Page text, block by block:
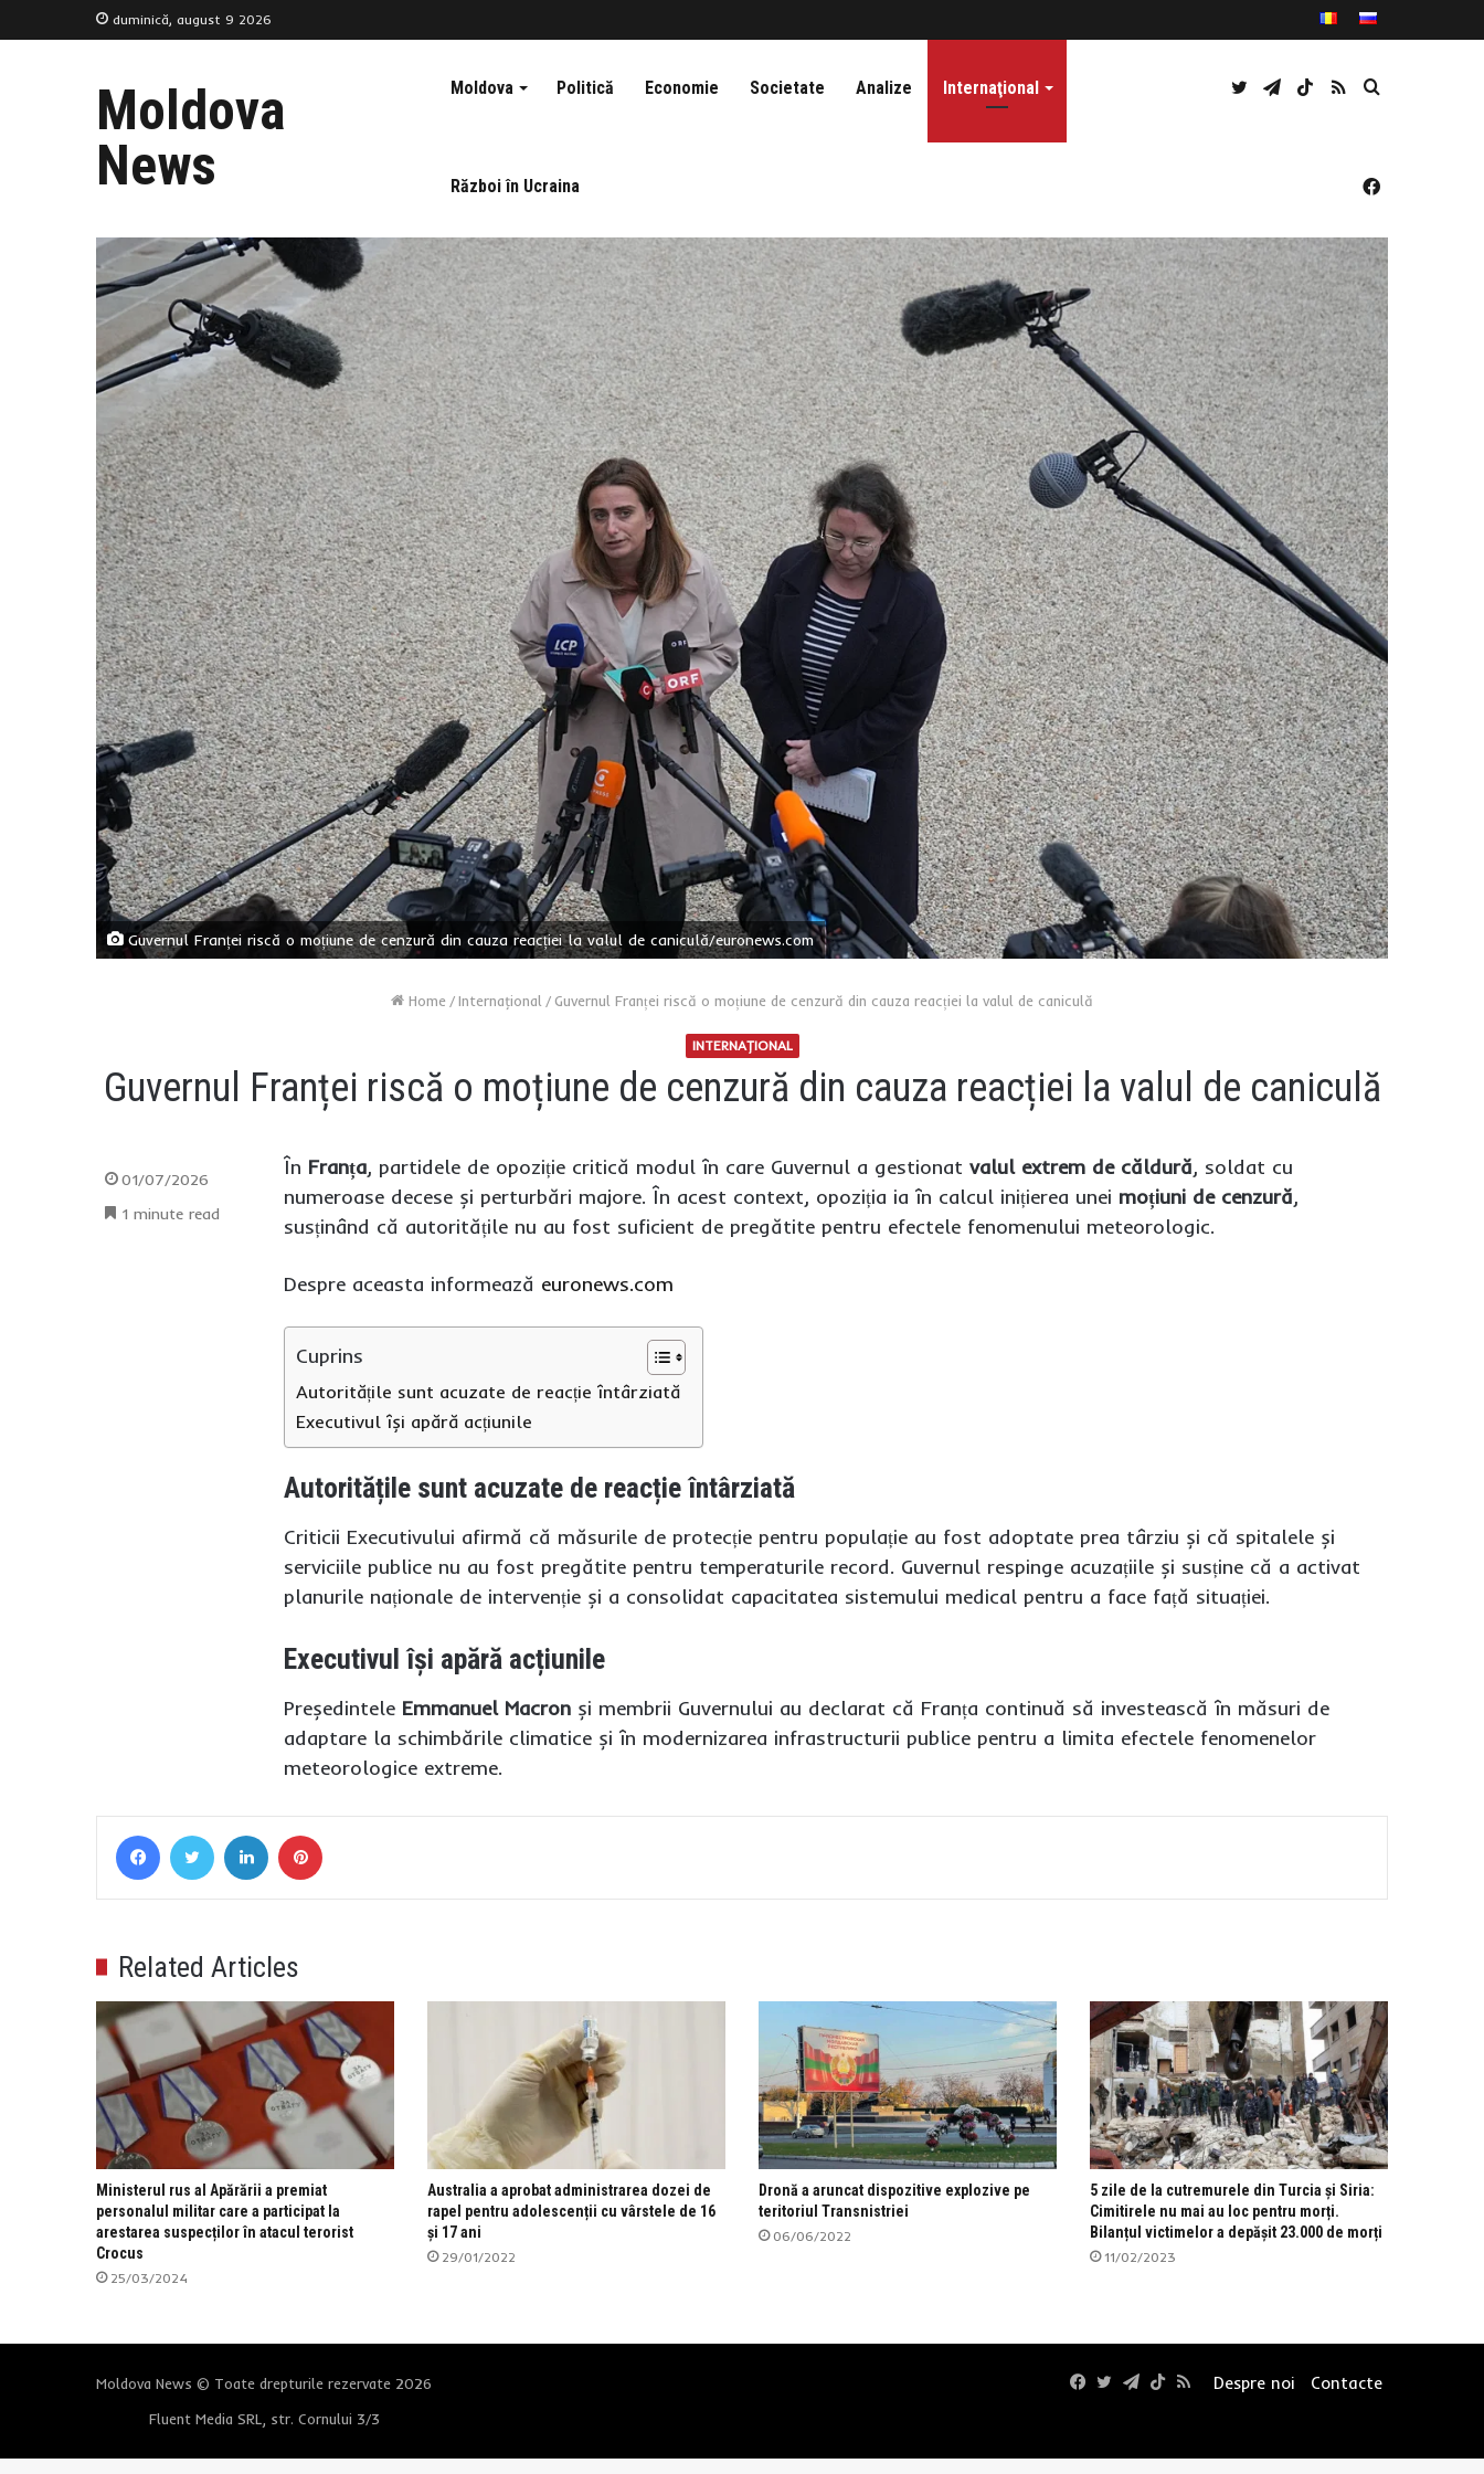
duminică, august 9 2026
Moldova
News
Moldova Politică Economie Societate Analize Internaţional
Război în Ucraina
Caută
RSS
TikTok
Telegram
Twitter
Facebook
Guvernul Franței riscă o moțiune de cenzură din cauza reacției la valul de caniculă/euronews.com
Home /Internaţional / Guvernul Franței riscă o moțiune de cenzură din cauza reacției la valul de caniculă
INTERNAŢIONAL
Guvernul Franței riscă o moțiune de cenzură din cauza reacției la valul de caniculă
În Franța, partidele de opoziție critică modul în care Guvernul a gestionat valul extrem de căldură, soldat cu
numeroase decese și perturbări majore. În acest context, opoziția ia în calcul inițierea unei moțiuni de cenzură,
susținând că autoritățile nu au fost suficient de pregătite pentru efectele fenomenului meteorologic.
Despre aceasta informează euronews.com
Cuprins
Autoritățile sunt acuzate de reacție întârziată
Executivul își apără acțiunile
Autoritățile sunt acuzate de reacție întârziată
Criticii Executivului afirmă că măsurile de protecție pentru populație au fost adoptate prea târziu și că spitalele și
serviciile publice nu au fost pregătite pentru temperaturile record. Guvernul respinge acuzațiile și susține că a activat
planurile naționale de intervenție și a consolidat capacitatea sistemului medical pentru a face față situației.
Executivul își apără acțiunile
Președintele Emmanuel Macron și membrii Guvernului au declarat că Franța continuă să investească în măsuri de
adaptare la schimbările climatice și în modernizarea infrastructurii publice pentru a limita efectele fenomenelor
meteorologice extreme.
01/07/2026
1 minute read
FacebookTwitter LinkedIn
Related Articles
Ministerul rus al Apărării a premiat
personalul militar care a participat la
arestarea suspecților în atacul terorist
Crocus
25/03/2024
Australia a aprobat administrarea dozei de
rapel pentru adolescenții cu vârstele de 16
și 17 ani
29/01/2022
Dronă a aruncat dispozitive explozive pe
teritoriul Transnistriei
06/06/2022
5 zile de la cutremurele din Turcia și Siria:
Cimitirele nu mai au loc pentru morți.
Bilanțul victimelor a depășit 23.000 de morți
11/02/2023
Moldova News © Toate drepturile rezervate 2026
Fluent Media SRL, str. Cornului 3/3
Despre noi Contacte
Facebook
Twitter
Telegram
TikTok
RSS